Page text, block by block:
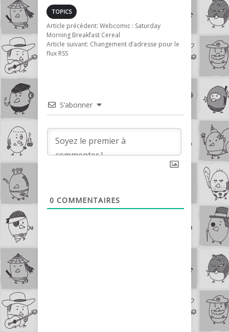
TOPICS
Article précédent: Webcomic : Saturday
Morning Breakfast Cereal
Article suivant: Changement d’adresse pour le
flux RSS
S’abonner
0 COMMENTAIRES